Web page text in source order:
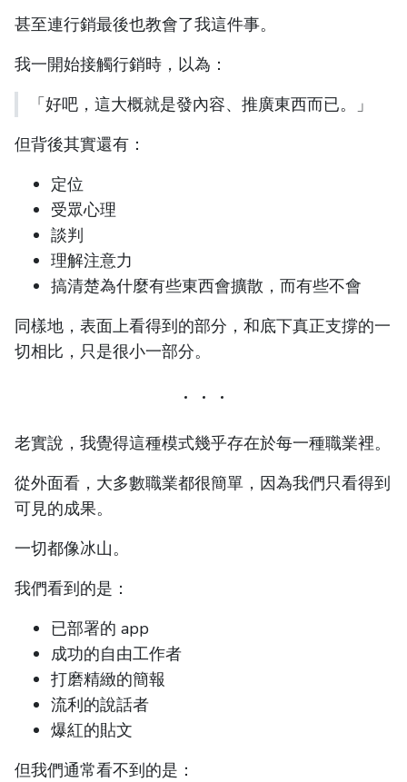
甚至連行銷最後也教會了我這件事。
我一開始接觸行銷時，以為：
「好吧，這大概就是發內容、推廣東西而已。」
但背後其實還有：
定位
受眾心理
談判
理解注意力
搞清楚為什麼有些東西會擴散，而有些不會
同樣地，表面上看得到的部分，和底下真正支撐的一
切相比，只是很小一部分。
老實說，我覺得這種模式幾乎存在於每一種職業裡。
從外面看，大多數職業都很簡單，因為我們只看得到
可見的成果。
一切都像冰山。
我們看到的是：
已部署的 app
成功的自由工作者
打磨精緻的簡報
流利的說話者
爆紅的貼文
但我們通常看不到的是：